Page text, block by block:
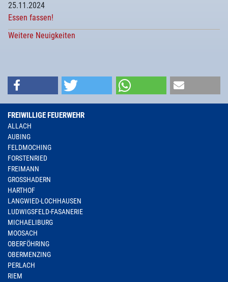
25.11.2024
Essen fassen!
Weitere Neuigkeiten
FREIWILLIGE FEUERWEHR
ALLACH
AUBING
FELDMOCHING
FORSTENRIED
FREIMANN
GROSSHADERN
HARTHOF
LANGWIED-LOCHHAUSEN
LUDWIGSFELD-FASANERIE
MICHAELIBURG
MOOSACH
OBERFÖHRING
OBERMENZING
PERLACH
RIEM